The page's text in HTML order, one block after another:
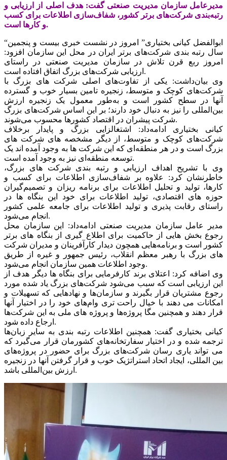
مدیرعامل سازمان مدیریت صنعتی گفت: هدف اصلی از ارزیابی و
رتبه‌بندی شرکت‌های برتر کشور، شفاف‌سازی اطلاعات برای کسب
و کارها است.
“ابوالفضل کیانی بختیاری” امروز در نشست خبری بیست و پنجمین
سال رتبه بندی شرکت‌های برتر ایران در محل این سازمان افزود:
امروز ربع قرن تلاش در سازمان مدیریت صنعتی در راستای
ارزیابی شرکت‌های بزرگ اتفاق افتاده است.
وی بیان‌داشت: یکی از تفاوت‌های اصلی شرکت های بزرگ با
شرکت‌های کوچک و متوسط، زنجیره تامین بسیار خوب و گسترده
آنها در سطح کشور است و به‌طور معمول یک زنجیره ارزش
بین‌المللی را نیز به دنبال خود دارند؛ بر این اساس شرکت‌های بزرگ
شرکت پیشران در اقتصاد کشورها محسوب می‌شوند.
کیانی بختیاری ادامه‌داد: اشتغالزایی بزرگ و پایدار برخلاف
شرکت‌های کوچک و متوسط، از دیگر مشخصه های شرکت های
بزرگ است و در هر منطقه‌ای که این شرکت ها به وجود آمده اند یک
توسعه منطقه‌ای نیز به وجود آمده است.
وی با تشریح اهداف ارزیابی و رتبه بندی شرکت های بزرگ،
خاطرنشان کرد: علاوه بر شفاف‌سازی اطلاعات برای کسب و
کارها، تولید و تحلیل اطلاعات برای برنامه ریزان و تصمیم‌گیران
حوزه های اقتصادی، تولید اطلاعات برای خود این بنگاه ها در
راستای رقابت پذیری و تولید اطلاعات برای جامعه علمی کشور
انجام می‌شود.
مدیر عامل سازمان مدیریت صنعتی ادامه‌داد: این سازمان محل
رجوع بخش هایی از حاکمیت برای اطلاع گیری از بنگاه های برتر
کشور است و برنامه‌هایی همچون دیدار کارآفرینان و مدیران شرکت
های بزرگ با رهبر معظم انقلاب، رئیس جمهور و غیره از طریق
وجود اطلاعات همین سازمان انجام می‌شود.
وی اضافه کرد: اعتلای برند کارفرمایی برای بنگاه ها دیگر هدف از
این ارزیابی است که سبب می‌شود شرکت‌های بزرگ یاد شده مورد
رجوع مشتریان قرار بگیرند و سازمان‌ها و نهادهایی که تسهیلات و
امکانات می دهند با خیال راحت تری وام‌های خود را در اختیار آنها
قرار دهند و همچنین مگا پروژه‌ها و پروژه های ملی به این شرکت‌ها
ارجاع داده شود.
کیانی بختیاری گفت: همچنین اطلاعات رتبه بندی به سایر زبان‌ها
ترجمه شده و در اختیار سفارتخانه‌های کشورمان قرار می‌گیرد که
می تواند یاری رسان شرکت‌های بزرگ برای حضور در پروژه‌های
بین المللی، ایجاد اتحاد استراتژیک خوب و قرار گرفتن آنها در زنجیره
ارزش بین‌المللی باشد.